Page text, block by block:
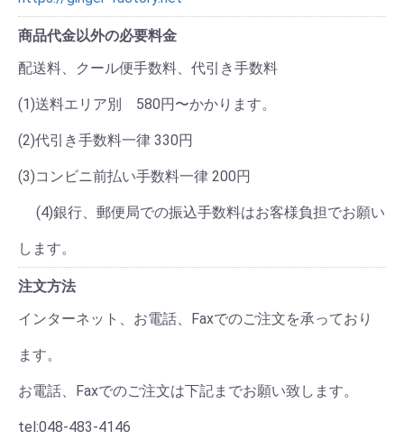
商品代金以外の必要料金
配送料、クール便手数料、代引き手数料
(1)送料エリア別 580円〜かかります。
(2)代引き手数料一律 330円
(3)コンビニ前払い手数料一律 200円
(4)銀行、郵便局での振込手数料はお客様負担でお願い
します。
注文方法
インターネット、お電話、Faxでのご注文を承っており
ます。
お電話、Faxでのご注文は下記までお願い致します。
tel:048-483-4146